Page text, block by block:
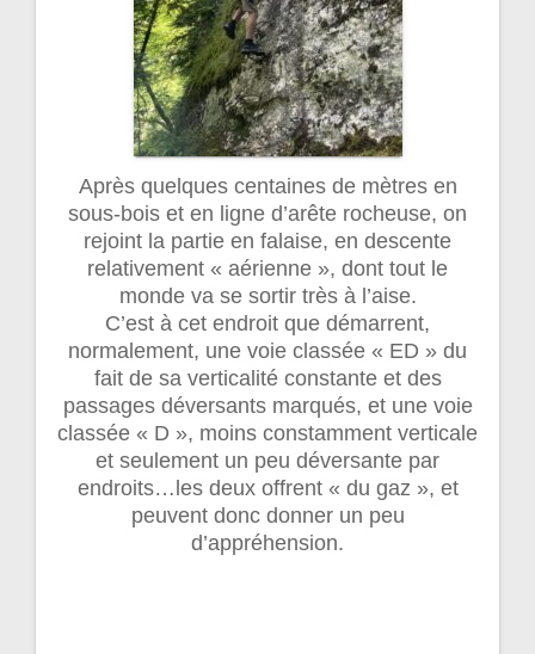
Après quelques centaines de mètres en
sous-bois et en ligne d’arête rocheuse, on
rejoint la partie en falaise, en descente
relativement « aérienne », dont tout le
monde va se sortir très à l’aise.
C’est à cet endroit que démarrent,
normalement, une voie classée « ED » du
fait de sa verticalité constante et des
passages déversants marqués, et une voie
classée « D », moins constamment verticale
et seulement un peu déversante par
endroits…les deux offrent « du gaz », et
peuvent donc donner un peu
d’appréhension.